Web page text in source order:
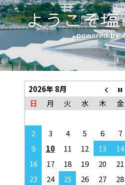
T O P
2026年 8月
日
月 火 水 木 金
2
3 4 5 6 7
9
10 11 12 13 14
16
17 18 19 20 21
23
24 25 26 27 28